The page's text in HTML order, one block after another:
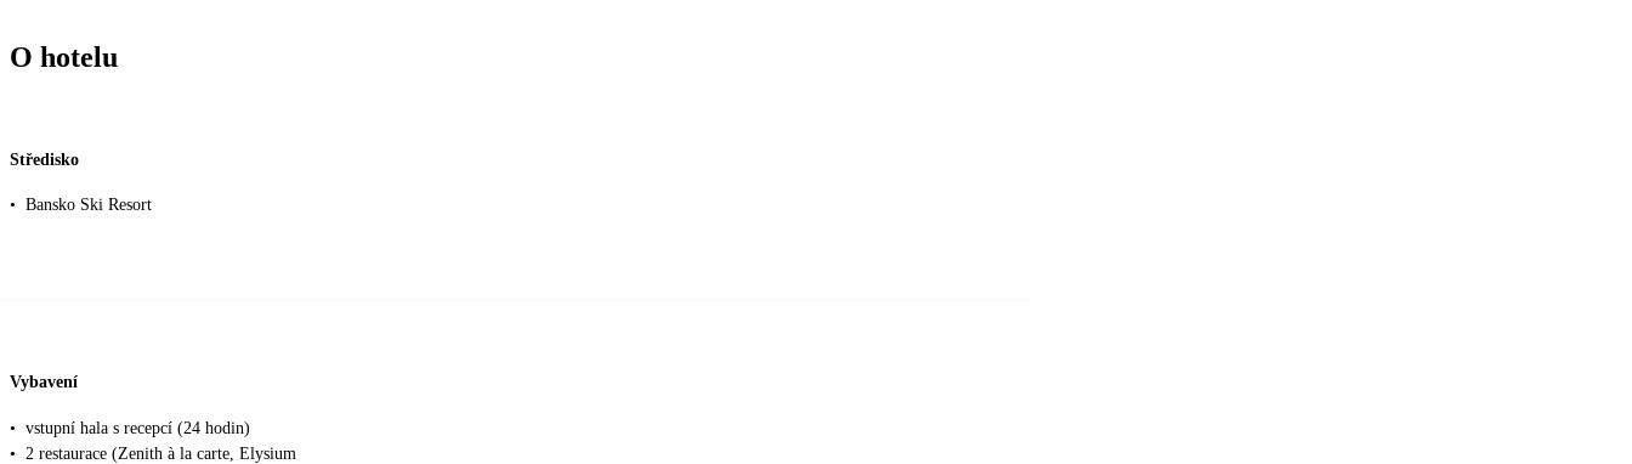
O hotelu
Středisko
• Bansko Ski Resort
Vybavení
• vstupní hala s recepcí (24 hodin)
•
2 restaurace (Zenith à la carte, Elysium